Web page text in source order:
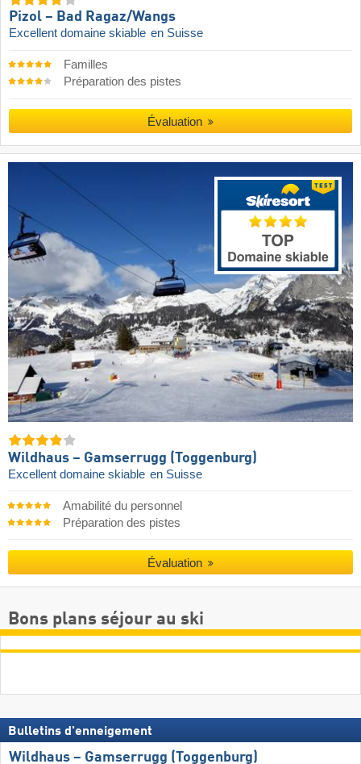
Pizol – Bad Ragaz/​Wangs
Excellent domaine skiable en Suisse
Familles
Préparation des pistes
Évaluation
Wildhaus – Gamserrugg (Toggenburg)
Excellent domaine skiable en Suisse
Amabilité du personnel
Préparation des pistes
Évaluation
Bons plans séjour au ski
Bulletins d'enneigement
Wildhaus – Gamserrugg (Toggenburg)